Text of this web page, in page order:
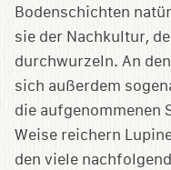
Bodenschichten
sie der Nachkultur,
durchwurzeln. An
sich außerdem
die aufgenommenen
Weise reichern
den viele